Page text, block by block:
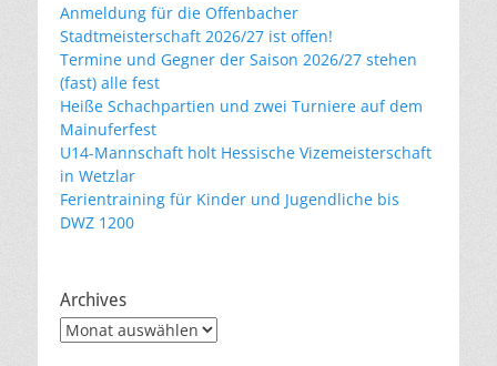
Anmeldung für die Offenbacher
Stadtmeisterschaft 2026/27 ist offen!
Termine und Gegner der Saison 2026/27 stehen
(fast) alle fest
Heiße Schachpartien und zwei Turniere auf dem
Mainuferfest
U14-Mannschaft holt Hessische Vizemeisterschaft
in Wetzlar
Ferientraining für Kinder und Jugendliche bis
DWZ 1200
Archives
Archives